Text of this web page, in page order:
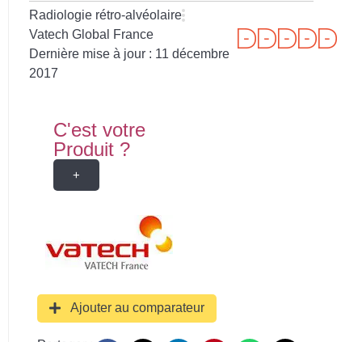
Radiologie rétro-alvéolaire
Vatech Global France
Dernière mise à jour : 11 décembre
2017
C'est votre
Produit ?
+
Ajouter au comparateur